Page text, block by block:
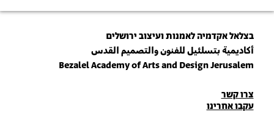
בצלאל אקדמיה לאמנות ועיצוב ירושלים
أكاديمية بتسلئيل للفنون والتصميم القدس
Bezalel Academy of Arts and Design Jerusalem
פרטי
יצירת
צרו קשר
עקבו אחרינו